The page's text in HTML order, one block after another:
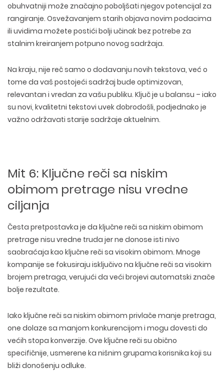
obuhvatniji može značajno poboljšati njegov potencijal za
rangiranje. Osvežavanjem starih objava novim podacima
ili uvidima možete postići bolji učinak bez potrebe za
stalnim kreiranjem potpuno novog sadržaja.
Na kraju, nije reč samo o dodavanju novih tekstova, već o
tome da vaš postojeći sadržaj bude optimizovan,
relevantan i vredan za vašu publiku. Ključ je u balansu – iako
su novi, kvalitetni tekstovi uvek dobrodošli, podjednako je
važno održavati starije sadržaje aktuelnim.
Mit 6: Ključne reči sa niskim
obimom pretrage nisu vredne
ciljanja
Česta pretpostavka je da ključne reči sa niskim obimom
pretrage nisu vredne truda jer ne donose isti nivo
saobraćaja kao ključne reči sa visokim obimom. Mnoge
kompanije se fokusiraju isključivo na ključne reči sa visokim
brojem pretraga, verujući da veći brojevi automatski znače
bolje rezultate.
Iako ključne reči sa niskim obimom privlače manje pretraga,
one dolaze sa manjom konkurencijom i mogu dovesti do
većih stopa konverzije. Ove ključne reči su obično
specifičnije, usmerene ka nišnim grupama korisnika koji su
bliži donošenju odluke.